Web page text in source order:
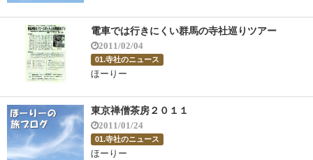
電車では行きにくい群馬の寺社巡りツアー
2011/02/04
01.寺社のニュース
ほーりー
東京禅僧茶房２０１１
2011/01/24
01.寺社のニュース
ほーりー